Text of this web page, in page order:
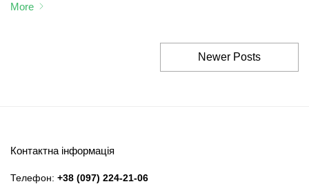
More
Newer Posts
Контактна інформація
Телефон: +38 (097) 224-21-06